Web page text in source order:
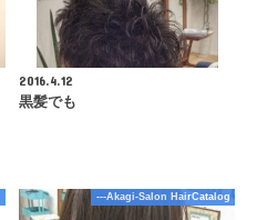
2016.4.12
黒髪でも
---Akagi-Salon HairCatalog